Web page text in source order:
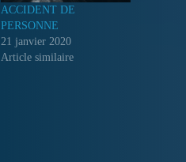
ACCIDENT DE
PERSONNE
21 janvier 2020
Article similaire